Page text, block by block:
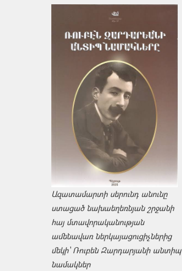
Ազատամարտի սերունդ անունը
ստացած նախաեղեռնյան շրջանի
հայ մտավորականության
ամենավառ ներկայացուցիչներից
մեկի՝ Ռուբեն Զարդարյանի անտիպ
նամակներ